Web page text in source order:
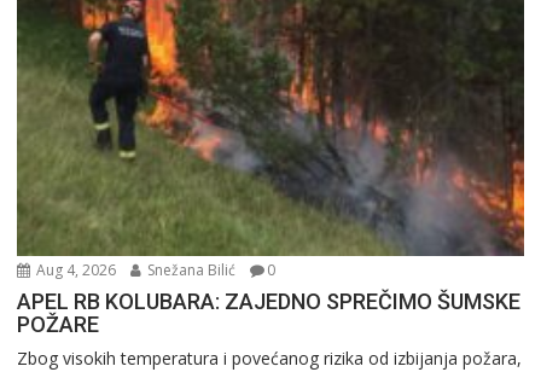
Aug 4, 2026 Snežana Bilić 0
APEL RB KOLUBARA: ZAJEDNO SPREČIMO ŠUMSKE
POŽARE
Zbog visokih temperatura i povećanog rizika od izbijanja požara,